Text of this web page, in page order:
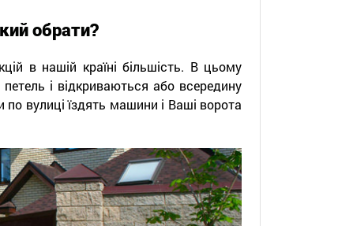
обрати?
в нашій країні більшість. В цьому
і відкриваються або всередину
вулиці їздять машини і Ваші ворота